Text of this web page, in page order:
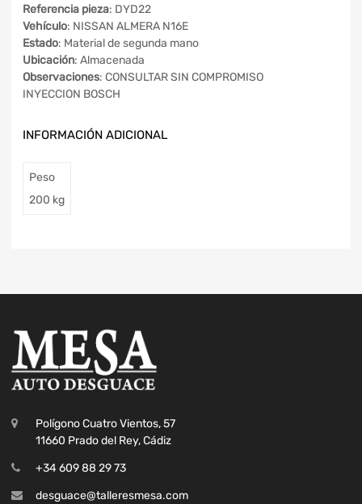
Referencia pieza: DYD22
Vehículo: NISSAN ALMERA N16E
Estado: Material de segunda mano
Ubicación: Almacenada
Observaciones: CONSULTAR SIN COMPROMISO
INYECCION BOSCH
INFORMACIÓN ADICIONAL
Peso
200 kg
Polígono Cuatro Vientos, 57
11660 Prado del Rey, Cádiz
+34 609 88 29 73
desguace@talleresmesa.com